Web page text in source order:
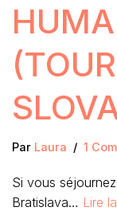
Par Laura 1
Si vous
Bratislava… Lire